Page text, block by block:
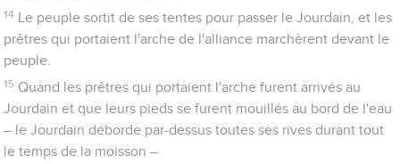
14
Le peuple sortit de ses tentes pour passer le Jourdain, et les
prêtres qui portaient l'arche de l'alliance marchèrent devant le
peuple.
15 Quand les prêtres qui portaient l'arche furent arrivés au
Jourdain et que leurs pieds se furent mouillés au bord de l'eau
– le Jourdain déborde par-dessus toutes ses rives durant tout
le temps de la moisson –